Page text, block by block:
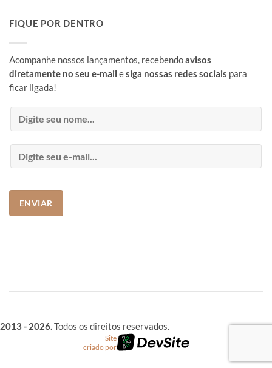
FIQUE POR DENTRO
Acompanhe nossos lançamentos, recebendoavisos
diretamente no seu e-mail esiga nossas redes sociais para
ficar ligada!
2013 - 2026.Todos os direitos reservados.
Site
criado por